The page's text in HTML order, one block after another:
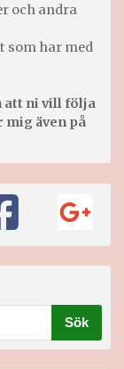
och andra
som har med
att ni vill följa
även på